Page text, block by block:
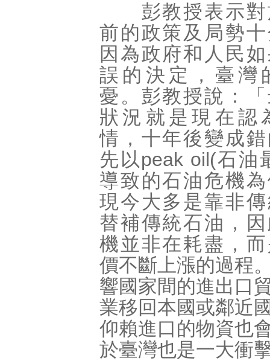
彭教授表示對
前的政策及局勢
因為政府和人民
誤的決定，臺灣
憂。彭教授說：
狀況就是現在認
情，十年後變成
先以peak oil(石油
導致的石油危機
現今大多是靠非
替補傳統石油，
機並非在耗盡，
價不斷上漲的過程
響國家間的進出口
業移回本國或鄰近
仰賴進口的物資也
於臺灣也是一大衝